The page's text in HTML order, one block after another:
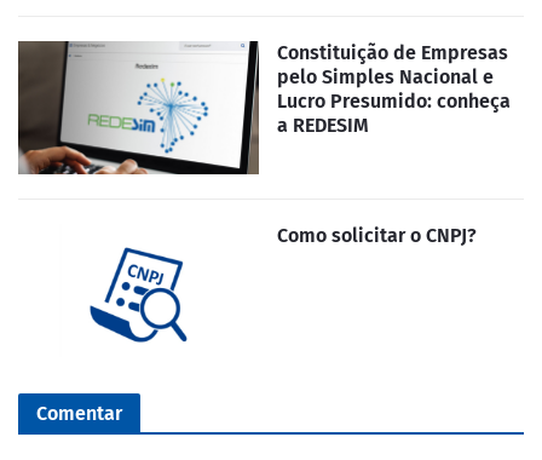
Constituição de Empresas
pelo Simples Nacional e
Lucro Presumido: conheça
a REDESIM
Como solicitar o CNPJ?
Comentar